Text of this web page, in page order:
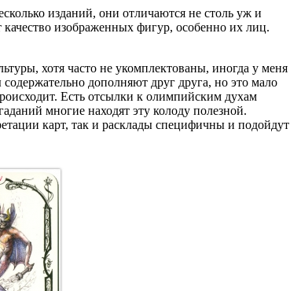
изданий, они отличаются не столь уж и
качество изображенных фигур, особенно их лиц.
хотя часто не укомплектованы, иногда у меня
дополняют друг друга, но это мало
Есть отсылки к олимпийским духам
многие находят эту колоду полезной.
карт, так и расклады специфичны и подойдут